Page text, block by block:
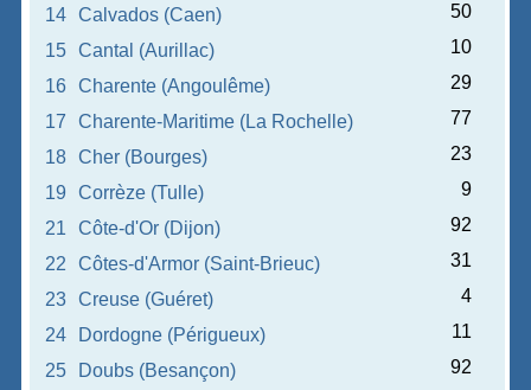
14
Calvados (Caen)
50
15
Cantal (Aurillac)
10
16
Charente (Angoulême)
29
17
Charente-Maritime (La Rochelle)
77
18
Cher (Bourges)
23
19
Corrèze (Tulle)
9
21
Côte-d'Or (Dijon)
92
22
Côtes-d'Armor (Saint-Brieuc)
31
23
Creuse (Guéret)
4
24
Dordogne (Périgueux)
11
25
Doubs (Besançon) 92